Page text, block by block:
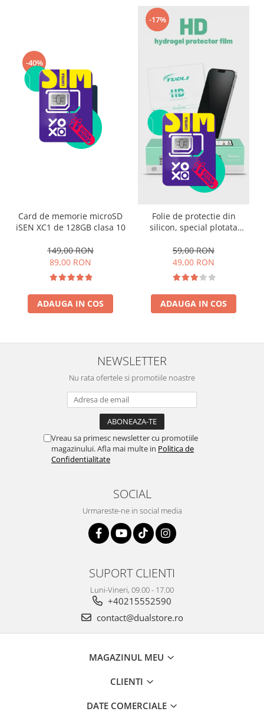
-40%
Card de memorie microSD
iSEN XC1 de 128GB clasa 10
149,00 RON
89,00 RON
ADAUGA IN COS
-17%
Folie de protectie din
silicon, special plotata
59,00 RON
49,00 RON
ADAUGA IN COS
NEWSLETTER
Nu rata ofertele si promotiile noastre
Vreau sa primesc newsletter cu promotiile
magazinului. Afla mai multe in Politica de
Confidentialitate
SOCIAL
Urmareste-ne in social media
SUPORT CLIENTI
Luni-Vineri, 09.00 - 17.00
+40215552590
contact@dualstore.ro
MAGAZINUL MEU
CLIENTI
DATE COMERCIALE